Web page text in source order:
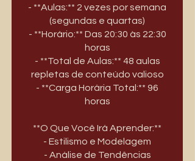
- **Aulas:** 2 vezes por semana
(segundas e quartas)
- **Horário:** Das 20:30 às 22:30
horas
- **Total de Aulas:** 48 aulas
repletas de conteúdo valioso
- **Carga Horária Total:** 96
horas
**O Que Você Irá Aprender:**
- Estilismo e Modelagem
- Análise de Tendências